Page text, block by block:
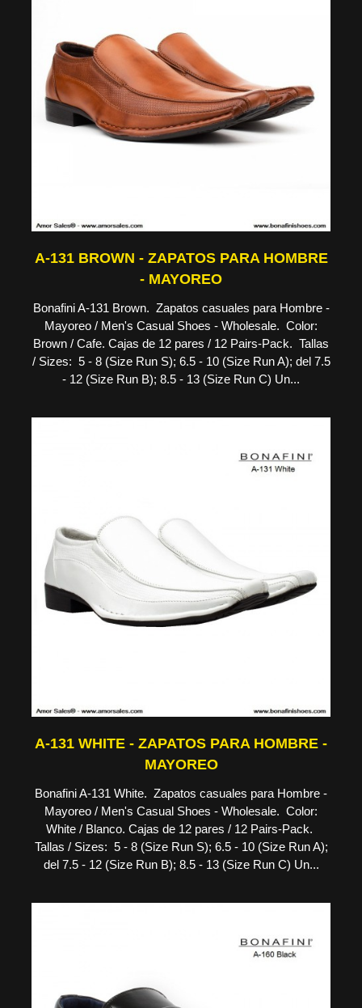
A-131 BROWN - ZAPATOS PARA HOMBRE
- MAYOREO
Bonafini A-131 Brown. Zapatos casuales para Hombre -
Mayoreo / Men's Casual Shoes - Wholesale. Color:
Brown / Cafe. Cajas de 12 pares / 12 Pairs-Pack. Tallas
/ Sizes: 5 - 8 (Size Run S); 6.5 - 10 (Size Run A); del 7.5
- 12 (Size Run B); 8.5 - 13 (Size Run C) Un...
A-131 WHITE - ZAPATOS PARA HOMBRE -
MAYOREO
Bonafini A-131 White. Zapatos casuales para Hombre -
Mayoreo / Men's Casual Shoes - Wholesale. Color:
White / Blanco. Cajas de 12 pares / 12 Pairs-Pack.
Tallas / Sizes: 5 - 8 (Size Run S); 6.5 - 10 (Size Run A);
del 7.5 - 12 (Size Run B); 8.5 - 13 (Size Run C) Un...